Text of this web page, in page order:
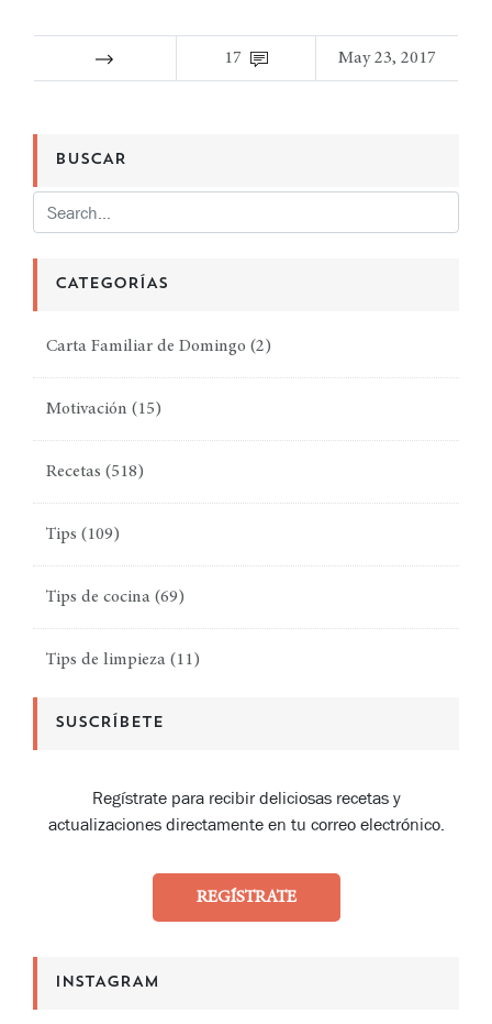
17 May 23, 2017
BUSCAR
CATEGORÍAS
Carta Familiar de Domingo (2)
Motivación (15)
Recetas (518)
Tips (109)
Tips de cocina (69)
Tips de limpieza (11)
SUSCRÍBETE
Regístrate para recibir deliciosas recetas y
actualizaciones directamente en tu correo electrónico.
REGÍSTRATE
INSTAGRAM